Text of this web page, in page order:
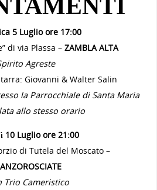
5 Luglio ore 17:00
di via Plassa – ZAMBLA ALTA
Agreste
Giovanni & Walter Salin
la Parrocchiale di Santa Maria
allo stesso orario
10 Luglio ore 21:00
di Tutela del Moscato –
Trio Cameristico